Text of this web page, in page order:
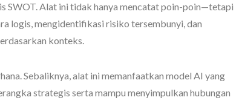
SWOT. Alat ini tidak hanya mencatat poin-poin—tetapi
logis, mengidentifikasi risiko tersembunyi, dan
konteks.
Sebaliknya, alat ini memanfaatkan model AI yang
strategis serta mampu menyimpulkan hubungan